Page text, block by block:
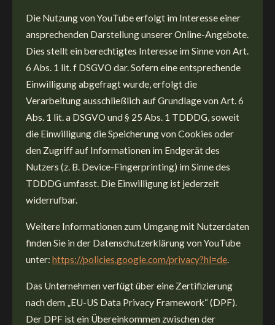
Die Nutzung von YouTube erfolgt im Interesse einer
ansprechenden Darstellung unserer Online-Angebote.
Dies stellt ein berechtigtes Interesse im Sinne von Art.
6 Abs. 1 lit. f DSGVO dar. Sofern eine entsprechende
Einwilligung abgefragt wurde, erfolgt die
Verarbeitung ausschließlich auf Grundlage von Art. 6
Abs. 1 lit. a DSGVO und § 25 Abs. 1 TDDDG, soweit
die Einwilligung die Speicherung von Cookies oder
den Zugriff auf Informationen im Endgerät des
Nutzers (z. B. Device-Fingerprinting) im Sinne des
TDDDG umfasst. Die Einwilligung ist jederzeit
widerrufbar.
Weitere Informationen zum Umgang mit Nutzerdaten
finden Sie in der Datenschutzerklärung von YouTube
unter: https://policies.google.com/privacy?hl=de.
Das Unternehmen verfügt über eine Zertifizierung
nach dem „EU-US Data Privacy Framework“ (DPF).
Der DPF ist ein Übereinkommen zwischen der